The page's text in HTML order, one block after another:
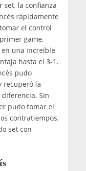
set, la confianza
rápidamente
el control
game,
una increíble
hasta el 3-1.
pudo
recuperó la
Sin
pudo tomar el
contratiempos,
set con